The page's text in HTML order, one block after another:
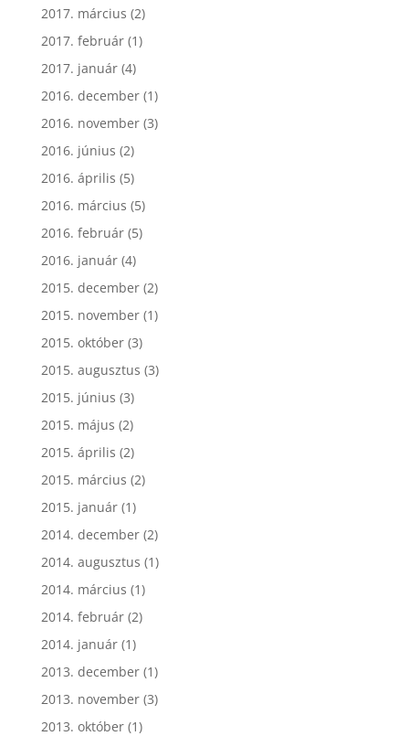
2017. március (2)
2017. február(1)
2017. január(4)
2016. december(1)
2016. november(3)
2016. június (2)
2016. április (5)
2016. március (5)
2016. február(5)
2016. január(4)
2015. december(2)
2015. november(1)
2015. október(3)
2015. augusztus (3)
2015. június (3)
2015. május (2)
2015. április (2)
2015. március (2)
2015. január(1)
2014. december(2)
2014. augusztus (1)
2014. március (1)
2014. február(2)
2014. január(1)
2013. december(1)
2013. november(3)
2013. október(1)